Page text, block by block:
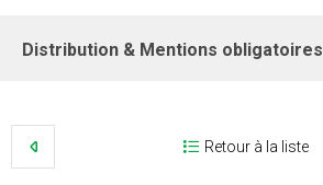
Distribution & Mentions obligatoires
Retour à la liste